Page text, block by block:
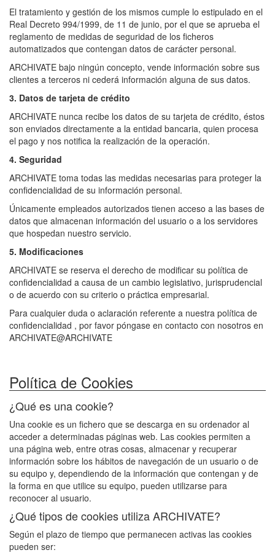
El tratamiento y gestión de los mismos cumple lo estipulado en el
Real Decreto 994/1999, de 11 de junio, por el que se aprueba el
reglamento de medidas de seguridad de los ficheros
automatizados que contengan datos de carácter personal.
ARCHIVATE bajo ningún concepto, vende información sobre sus
clientes a terceros ni cederá información alguna de sus datos.
3. Datos de tarjeta de crédito
ARCHIVATE nunca recibe los datos de su tarjeta de crédito, éstos
son enviados directamente a la entidad bancaria, quien procesa
el pago y nos notifica la realización de la operación.
4. Seguridad
ARCHIVATE toma todas las medidas necesarias para proteger la
confidencialidad de su información personal.
Únicamente empleados autorizados tienen acceso a las bases de
datos que almacenan información del usuario o a los servidores
que hospedan nuestro servicio.
5. Modificaciones
ARCHIVATE se reserva el derecho de modificar su política de
confidencialidad a causa de un cambio legislativo, jurisprudencial
o de acuerdo con su criterio o práctica empresarial.
Para cualquier duda o aclaración referente a nuestra política de
confidencialidad , por favor póngase en contacto con nosotros en
ARCHIVATE@ARCHIVATE
Política de Cookies
¿Qué es una cookie?
Una cookie es un fichero que se descarga en su ordenador al
acceder a determinadas páginas web. Las cookies permiten a
una página web, entre otras cosas, almacenar y recuperar
información sobre los hábitos de navegación de un usuario o de
su equipo y, dependiendo de la información que contengan y de
la forma en que utilice su equipo, pueden utilizarse para
reconocer al usuario.
¿Qué tipos de cookies utiliza ARCHIVATE?
Según el plazo de tiempo que permanecen activas las cookies
pueden ser: